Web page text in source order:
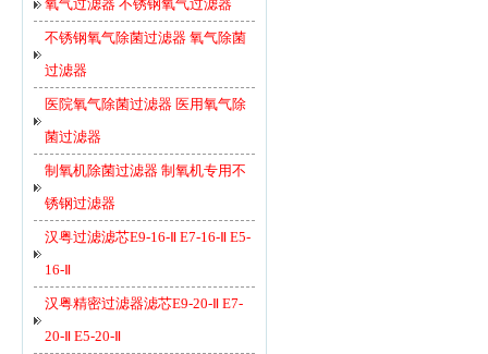
氧气过滤器 不锈钢氧气过滤器
不锈钢氧气除菌过滤器 氧气除菌
过滤器
医院氧气除菌过滤器 医用氧气除
菌过滤器
制氧机除菌过滤器 制氧机专用不
锈钢过滤器
汉粤过滤滤芯E9-16-Ⅱ E7-16-Ⅱ E5-
16-Ⅱ
汉粤精密过滤器滤芯E9-20-Ⅱ E7-
20-Ⅱ E5-20-Ⅱ